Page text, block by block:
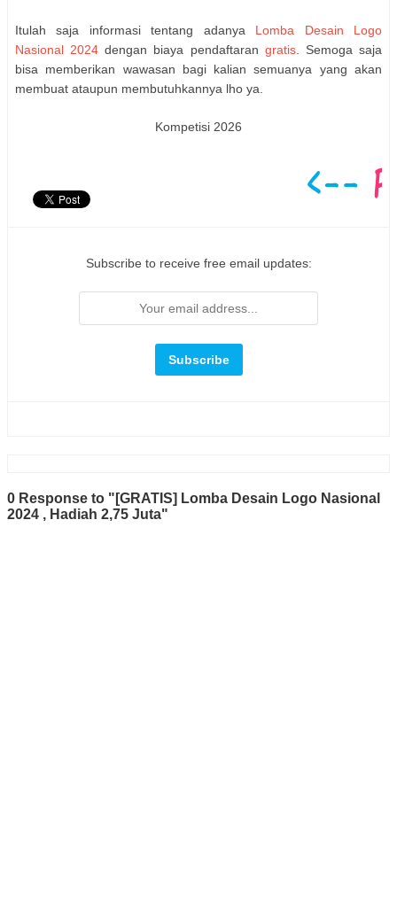
Itulah saja informasi tentang adanya Lomba Desain Logo
Nasional 2024 dengan biaya pendaftaran gratis. Semoga saja
bisa memberikan wawasan bagi kalian semuanya yang akan
membuat ataupun membutuhkannya lho ya.
Kompetisi 2026
Subscribe to receive free email updates:
0 Response to "[GRATIS] Lomba Desain Logo Nasional
2024 , Hadiah 2,75 Juta"